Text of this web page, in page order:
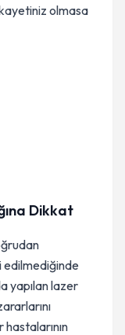
olmasa
Dikkat
yapılan lazer